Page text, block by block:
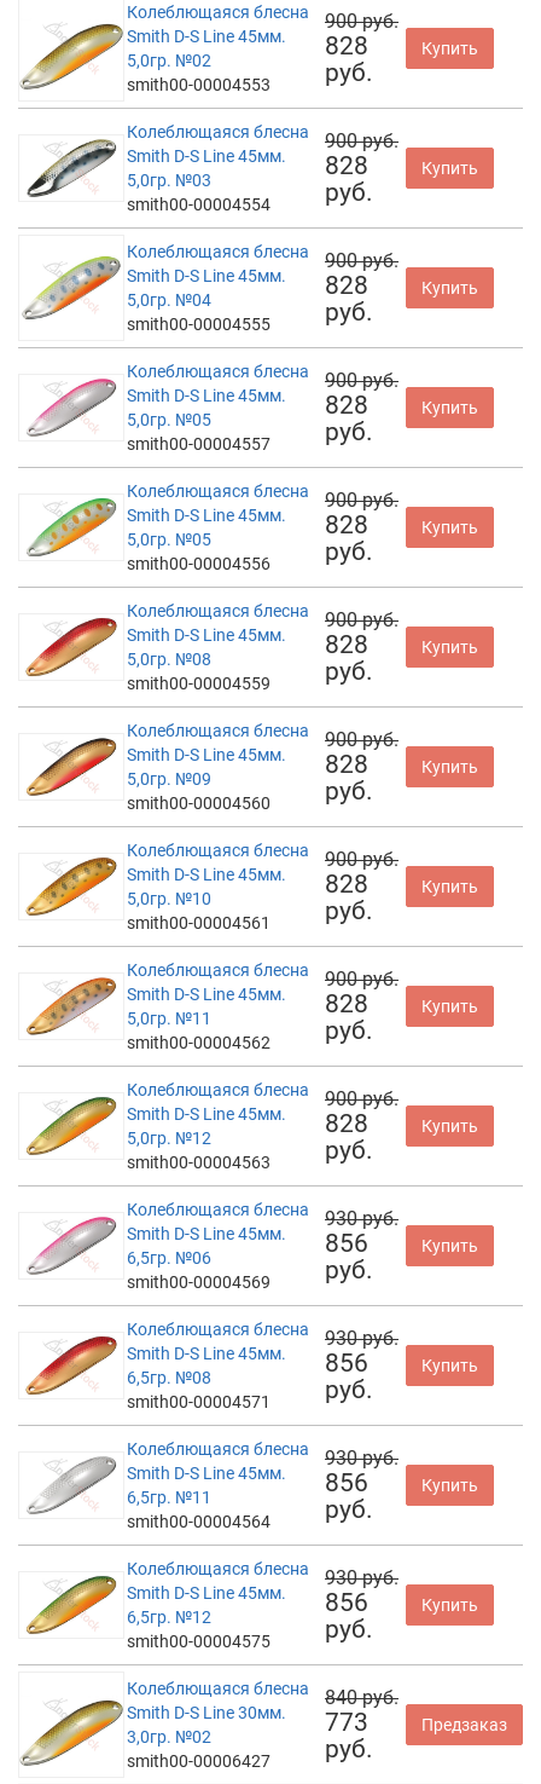
Колеблющаяся блесна
Smith D-S Line 45мм.
5,0гр. №02
smith00-00004553
900 руб.
828
руб.
Купить
Колеблющаяся блесна
Smith D-S Line 45мм.
5,0гр. №03
smith00-00004554
900 руб.
828
руб.
Купить
Колеблющаяся блесна
Smith D-S Line 45мм.
5,0гр. №04
smith00-00004555
900 руб.
828
руб.
Купить
Колеблющаяся блесна
Smith D-S Line 45мм.
5,0гр. №05
smith00-00004557
900 руб.
828
руб.
Купить
Колеблющаяся блесна
Smith D-S Line 45мм.
5,0гр. №05
smith00-00004556
900 руб.
828
руб.
Купить
Колеблющаяся блесна
Smith D-S Line 45мм.
5,0гр. №08
smith00-00004559
900 руб.
828
руб.
Купить
Колеблющаяся блесна
Smith D-S Line 45мм.
5,0гр. №09
smith00-00004560
900 руб.
828
руб.
Купить
Колеблющаяся блесна
Smith D-S Line 45мм.
5,0гр. №10
smith00-00004561
900 руб.
828
руб.
Купить
Колеблющаяся блесна
Smith D-S Line 45мм.
5,0гр. №11
smith00-00004562
900 руб.
828
руб.
Купить
Колеблющаяся блесна
Smith D-S Line 45мм.
5,0гр. №12
smith00-00004563
900 руб.
828
руб.
Купить
Колеблющаяся блесна
Smith D-S Line 45мм.
6,5гр. №06
smith00-00004569
930 руб.
856
руб.
Купить
Колеблющаяся блесна
Smith D-S Line 45мм.
6,5гр. №08
smith00-00004571
930 руб.
856
руб.
Купить
Колеблющаяся блесна
Smith D-S Line 45мм.
6,5гр. №11
smith00-00004564
930 руб.
856
руб.
Купить
Колеблющаяся блесна
Smith D-S Line 45мм.
6,5гр. №12
smith00-00004575
930 руб.
856
руб.
Купить
Колеблющаяся блесна
Smith D-S Line 30мм.
3,0гр. №02
smith00-00006427
840 руб.
773
руб.
Предзаказ